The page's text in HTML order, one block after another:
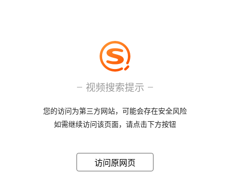
视频搜索提示
您的访问为第三方网站，可能会存在安全风险
如需继续访问该页面，请点击下方按钮
访问原网页